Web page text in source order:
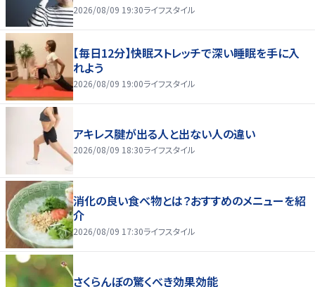
2026/08/09 19:30ライフスタイル
【毎日12分】快眠ストレッチで深い睡眠を手に入
れよう
2026/08/09 19:00ライフスタイル
アキレス腱が出る人と出ない人の違い
2026/08/09 18:30ライフスタイル
消化の良い食べ物とは？おすすめのメニューを紹
介
2026/08/09 17:30ライフスタイル
さくらんぼの驚くべき効果効能